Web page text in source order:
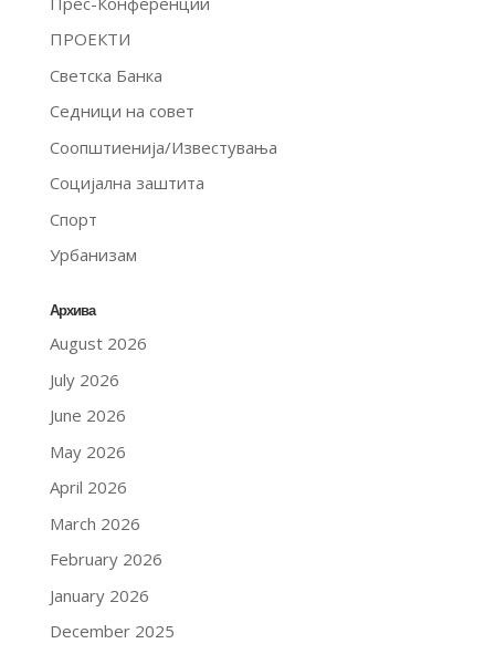
ПРОЕКТИ
Светска Банка
Седници на совет
Соопштиенија/Известувања
Социјална заштита
Спорт
Урбанизам
Архива
August 2026
July 2026
June 2026
May 2026
April 2026
March 2026
February 2026
January 2026
December 2025